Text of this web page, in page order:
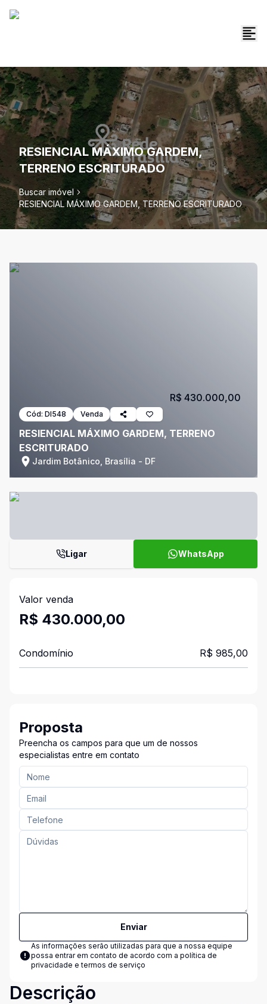
RESIENCIAL MÁXIMO GARDEM,
TERRENO ESCRITURADO
Buscar imóvel
RESIENCIAL MÁXIMO GARDEM, TERRENO ESCRITURADO
Cód: DI548 Venda
RESIENCIAL MÁXIMO GARDEM, TERRENO
ESCRITURADO
Jardim Botânico, Brasília - DF
R$ 430.000,00
Ligar WhatsApp
Valor venda
R$ 430.000,00
Condomínio R$ 985,00
Proposta
Preencha os campos para que um de nossos
especialistas entre em contato
Enviar
As informações serão utilizadas para que a nossa equipe
possa entrar em contato de acordo com a política de
privacidade e termos de serviço
Descrição